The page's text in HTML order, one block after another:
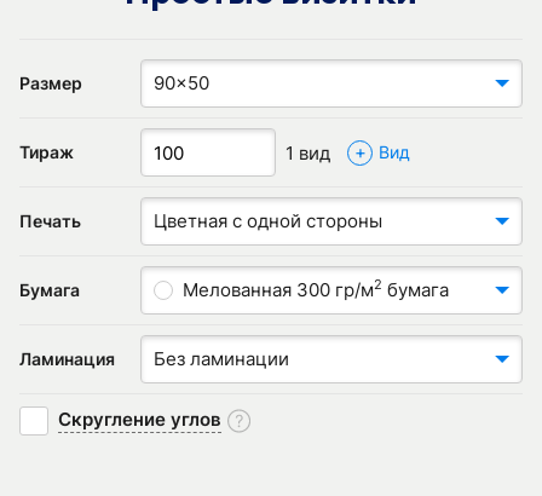
Размер 90x50
Тираж 1 вид + Вид
Печать Цветная с одной стороны
Бумага Мелованная 300 гр/м2 бумага
Ламинация Без ламинации
Скругление углов